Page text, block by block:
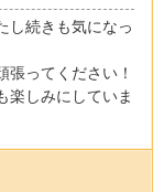
し続きも気になっ
張ってください！
楽しみにしていま